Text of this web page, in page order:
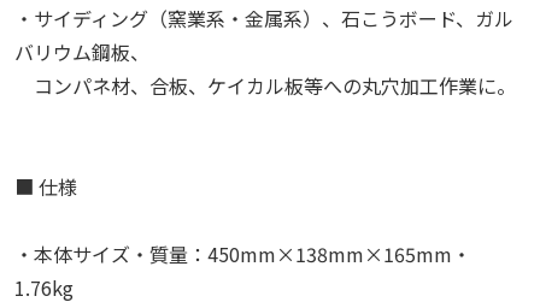
・サイディング（窯業系・金属系）、石こうボード、ガル
バリウム鋼板、
コンパネ材、合板、ケイカル板等への丸穴加工作業に。
■ 仕様
・本体サイズ・質量：450mm×138mm×165mm・
1.76kg